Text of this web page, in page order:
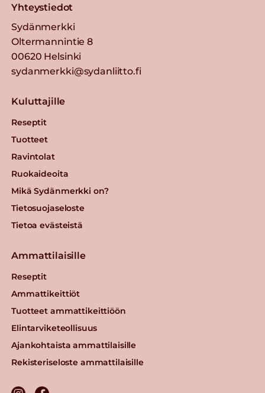
Yhteystiedot
Sydänmerkki
Oltermannintie 8
00620 Helsinki
sydanmerkki@sydanliitto.fi
Kuluttajille
Reseptit
Tuotteet
Ravintolat
Ruokaideoita
Mikä Sydänmerkki on?
Tietosuojaseloste
Tietoa evästeistä
Ammattilaisille
Reseptit
Ammattikeittiöt
Tuotteet ammattikeittiöön
Elintarviketeollisuus
Ajankohtaista ammattilaisille
Rekisteriseloste ammattilaisille